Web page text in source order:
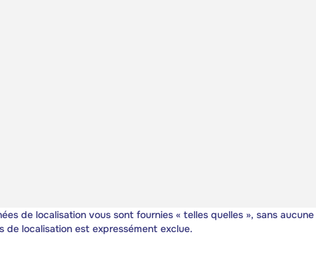
de localisation vous sont fournies « telles quelles », sans aucune
localisation est expressément exclue.